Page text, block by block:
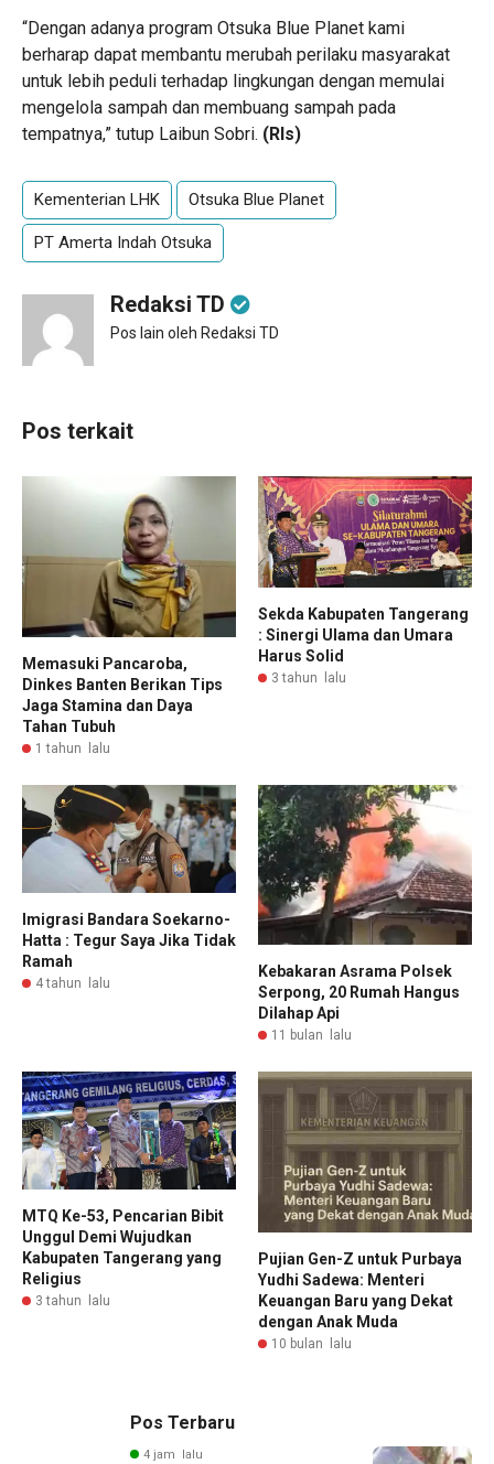
“Dengan adanya program Otsuka Blue Planet kami
berharap dapat membantu merubah perilaku masyarakat
untuk lebih peduli terhadap lingkungan dengan memulai
mengelola sampah dan membuang sampah pada
tempatnya,” tutup Laibun Sobri. (Rls)
Kementerian LHK Otsuka Blue Planet
PT Amerta Indah Otsuka
Redaksi TD
Pos lain oleh Redaksi TD
Pos terkait
Memasuki Pancaroba,
Dinkes Banten Berikan Tips
Jaga Stamina dan Daya
Tahan Tubuh
1 tahun lalu
Sekda Kabupaten Tangerang
: Sinergi Ulama dan Umara
Harus Solid
3 tahun lalu
Imigrasi Bandara Soekarno-
Hatta : Tegur Saya Jika Tidak
Ramah
4 tahun lalu
Kebakaran Asrama Polsek
Serpong, 20 Rumah Hangus
Dilahap Api
11 bulan lalu
MTQ Ke-53, Pencarian Bibit
Unggul Demi Wujudkan
Kabupaten Tangerang yang
Religius
3 tahun lalu
Pujian Gen-Z untuk Purbaya
Yudhi Sadewa: Menteri
Keuangan Baru yang Dekat
dengan Anak Muda
10 bulan lalu
Pos Terbaru
4 jam lalu